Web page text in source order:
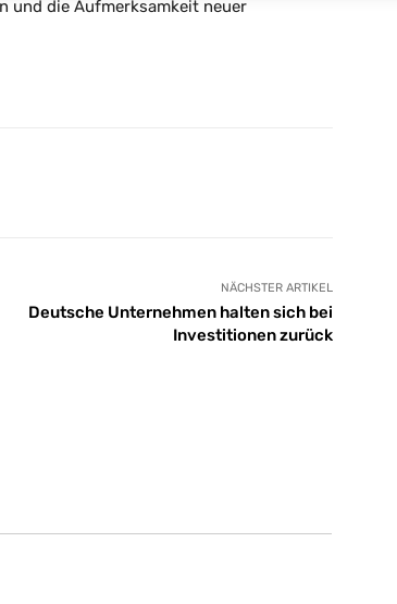
und die Aufmerksamkeit neuer
NÄCHSTER ARTIKEL
Deutsche Unternehmen halten sich bei
Investitionen zurück